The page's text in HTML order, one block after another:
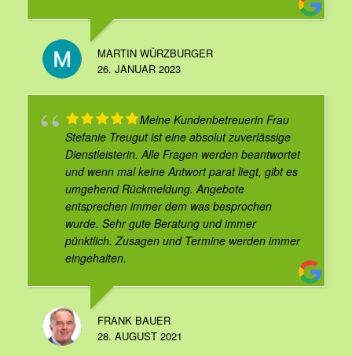
MARTIN WÜRZBURGER
26. JANUAR 2023
Meine Kundenbetreuerin Frau
Stefanie Treugut ist eine absolut zuverlässige
Dienstleisterin. Alle Fragen werden beantwortet
und wenn mal keine Antwort parat liegt, gibt es
umgehend Rückmeldung. Angebote
entsprechen immer dem was besprochen
wurde. Sehr gute Beratung und immer
pünktlich. Zusagen und Termine werden immer
eingehalten.
FRANK BAUER
28. AUGUST 2021